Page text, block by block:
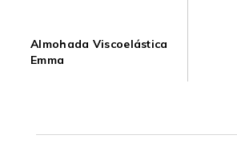
Almohada Viscoelástica
Emma